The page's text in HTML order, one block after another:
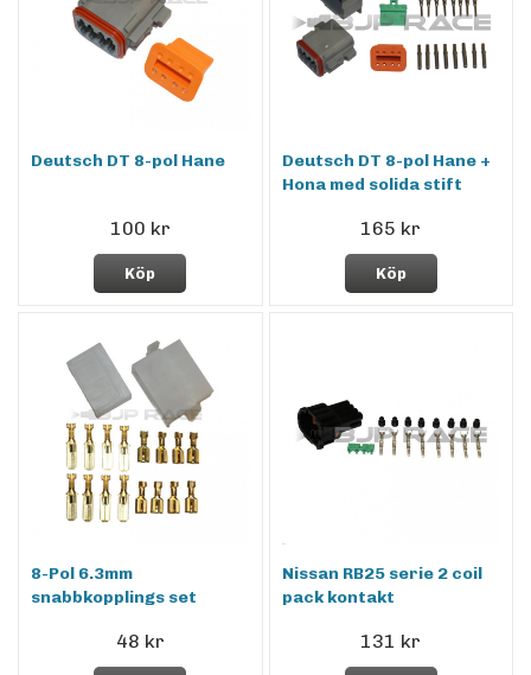
Deutsch DT 8-pol Hane
100 kr
Köp
Deutsch DT 8-pol Hane +
Hona med solida stift
165 kr
Köp
8-Pol 6.3mm
snabbkopplings set
48 kr
Nissan RB25 serie 2 coil
pack kontakt
131 kr